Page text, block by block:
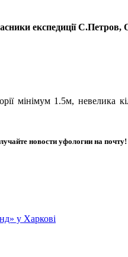
експедиції
мінімум 1.5м, невелика
новости уфологии на почту!
у Харкові